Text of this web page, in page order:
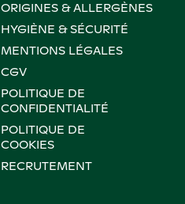
ORIGINES & ALLERGÈNES
HYGIÈNE & SÉCURITÉ
MENTIONS LÉGALES
CGV
POLITIQUE DE
CONFIDENTIALITÉ
POLITIQUE DE
COOKIES
RECRUTEMENT